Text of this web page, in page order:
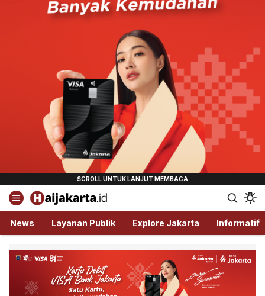
Haijakarta.id
Semua Tentang Jakarta Ada Disini!
News Layanan Publik Explore Jakarta Informatif